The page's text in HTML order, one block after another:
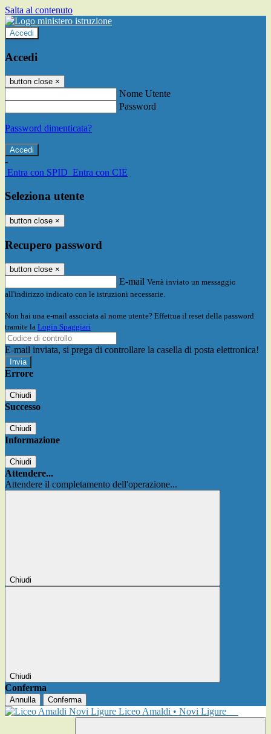
Salta al contenuto
Accedi
Accedi
button close ×
Nome Utente
Password
Password dimenticata?
-
Entra con SPID Entra con CIE
Seleziona utente
button close ×
Recupero password
button close ×
E-mail Verrà inviato un messaggio
all'indirizzo indicato con le istruzioni necessarie.
Non hai una e-mail associata al nome utente? Effettua il reset della password
tramite la Login Spaggiari
E-mail inviata, si prega di controllare la casella di posta elettronica!
Errore
Chiudi
Successo
Chiudi
Informazione
Chiudi
Attendere...
Attendere il completamento dell'operazione...
Chiudi
Chiudi
Conferma
Annulla Conferma
Liceo Amaldi • Novi Ligure